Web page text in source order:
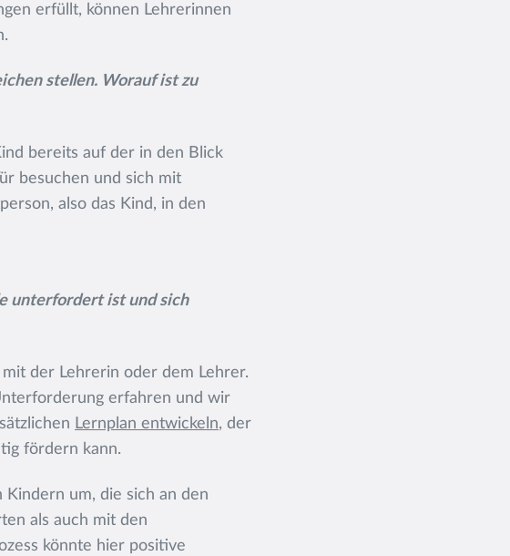
erfüllt, können Lehrerinnen
stellen. Worauf ist zu
bereits auf der in den Blick
besuchen und sich mit
also das Kind, in den
unterfordert ist und sich
der Lehrerin oder dem Lehrer.
erfahren und wir
Lernplan entwickeln, der
fördern kann.
um, die sich an den
als auch mit den
könnte hier positive